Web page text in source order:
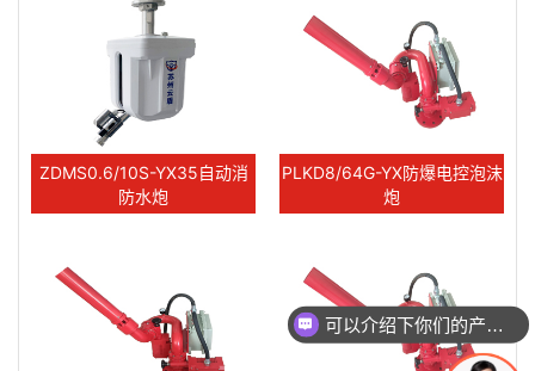
ZDMS0.6/10S-YX35自动消
防水炮
PLKD8/64G-YX防爆电控泡沫
炮